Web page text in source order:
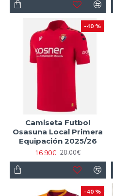
-40 %
Camiseta Futbol
Osasuna Local Primera
Equipación 2025/26
16.90€ 28.00€
-40 %